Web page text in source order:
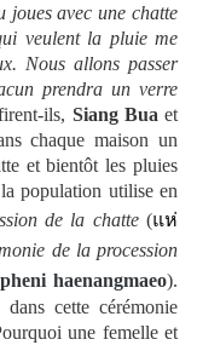
joues avec une chatte
veulent la pluie me
Nous allons passer
prendra un verre
ils, Siang Bua et
chaque maison un
et bientôt les pluies
population utilise en
de la chatte(แห่
de la procession
haenangmaeo).
cette cérémonie
une femelle et